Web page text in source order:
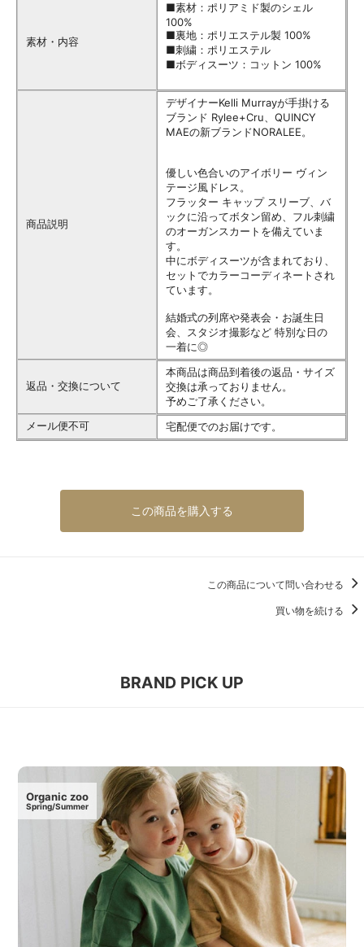
素材・内容
■素材：ポリアミド製のシェル
100%
■裏地：ポリエステル製 100%
■刺繍：ポリエステル
■ボディスーツ：コットン 100%
商品説明
デザイナーKelli Murrayが手掛ける
ブランド Rylee+Cru、QUINCY
MAEの新ブランドNORALEE。
優しい色合いのアイボリー ヴィン
テージ風ドレス。
フラッター キャップ スリーブ、バ
ックに沿ってボタン留め、フル刺繍
のオーガンスカートを備えていま
す。
中にボディスーツが含まれており、
セットでカラーコーディネートされ
ています。
結婚式の列席や発表会・お誕生日
会、スタジオ撮影など 特別な日の
一着に◎
返品・交換について
本商品は商品到着後の返品・サイズ
交換は承っておりません。
予めご了承ください。
メール便不可
宅配便でのお届けです。
この商品を購入する
この商品について問い合わせる
買い物を続ける
BRAND PICK UP
Organic zoo
Spring/Summer